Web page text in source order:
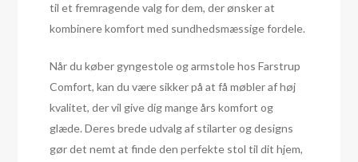
til et fremragende valg for dem, der ønsker at
kombinere komfort med sundhedsmæssige fordele.
Når du køber gyngestole og armstole hos Farstrup
Comfort, kan du være sikker på at få møbler af høj
kvalitet, der vil give dig mange års komfort og
glæde. Deres brede udvalg af stilarter og designs
gør det nemt at finde den perfekte stol til dit hjem,